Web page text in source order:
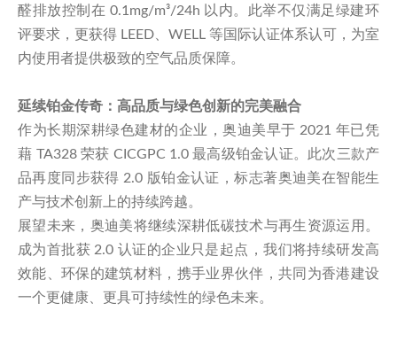
醛排放控制在 0.1mg/m³/24h 以内。此举不仅满足绿建环
评要求，更获得 LEED、WELL 等国际认证体系认可，为室
内使用者提供极致的空气品质保障。
延续铂金传奇：高品质与绿色创新的完美融合
作为长期深耕绿色建材的企业，奥迪美早于 2021 年已凭
藉 TA328 荣获 CICGPC 1.0 最高级铂金认证。此次三款产
品再度同步获得 2.0 版铂金认证，标志著奥迪美在智能生
产与技术创新上的持续跨越。
展望未来，奥迪美将继续深耕低碳技术与再生资源运用。
成为首批获 2.0 认证的企业只是起点，我们将持续研发高
效能、环保的建筑材料，携手业界伙伴，共同为香港建设
一个更健康、更具可持续性的绿色未来。